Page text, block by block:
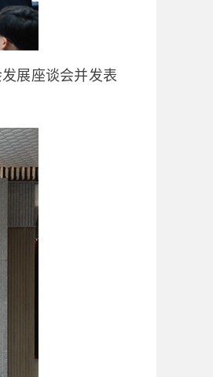
展座谈会并发表